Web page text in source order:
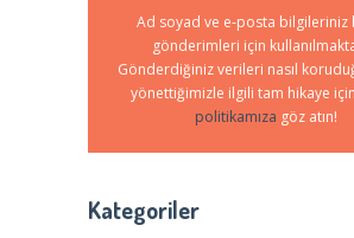
Ad soyad ve e-posta bilgileriniz
gönderimleri için
Gönderdiğiniz verileri nasıl
yönettiğimizle ilgili tam hikaye için
politikamıza göz atın!
Kategoriler